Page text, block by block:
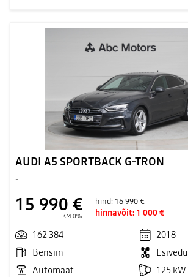
AUDI A5 SPORTBACK G-TRON
-
15 990 €
KM 0%
hind: 16 990 €
hinnavõit: 1 000 €
162 384
2018
Bensiin
Esivedu
Automaat
125 kW